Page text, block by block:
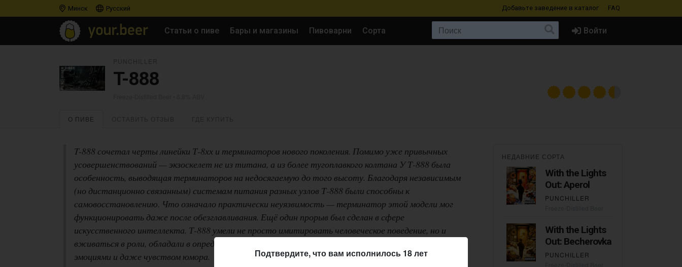
Минск Русский Добавьте заведение в каталог FAQ
Статьи о пиве Бары и магазины Пивоварни Сорта Войти
T-888
О ПИВЕ
T-888 сочетал черты линейки Т-8хх и терминаторов нового поколения. Помимо уже привычных
усовершенствований — экзоскелет не из титана, а из более тугоплавкого колтана У Т-888 была
особенность, выводящая терминаторов на недосягаемую до того высоту. Благодаря независимым
(но дистанционно связанным) системам питания разных узлов Т-888 были способны к
самовосстановлению. Что означало практически неуязвимость — терминатор этой модели мог
функционировать даже после обезглавливания. Ещё один прорыв был сделан в сфере
искусственного интеллекта. Т-888 умели не просто имитировать человеческое поведение, но и
вживаться в роли, обладали в определённых пределах свободой воли, логикой, некоторыми
эмоциями и даже чувством юмора.
НЕДАВНИЕ СОРТА
With the Lights
Out: Aperol
PUNCHILLER
With the Lights
Out: Becherovka
PUNCHILLER
Подтвердите, что вам исполнилось 18 лет